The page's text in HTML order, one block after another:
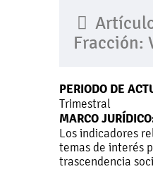
Fracción:
PERIODO DE
Trimestral
MARCO
Los indicadores
temas de interés
trascendencia